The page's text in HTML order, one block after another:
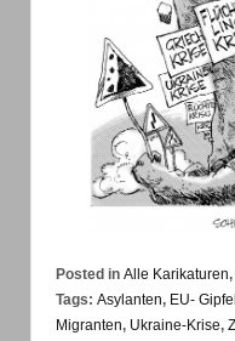
Posted in Alle Karikaturen,
Tags: Asylanten, EU- Gipfel
Migranten, Ukraine-Krise,